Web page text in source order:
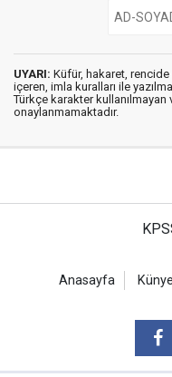
UYARI: Küfür, hakaret, rencide
içeren, imla kuralları ile
Türkçe karakter kullanılmayan
onaylanmamaktadır.
Anasayfa Künye